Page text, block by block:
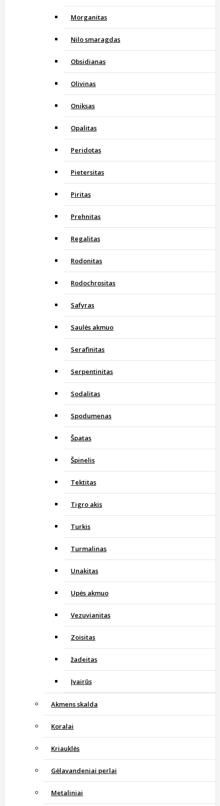
Morganitas
Nilo smaragdas
Obsidianas
Olivinas
Oniksas
Opalitas
Peridotas
Pietersitas
Piritas
Prehnitas
Regalitas
Rodonitas
Rodochrositas
Safyras
Saulės akmuo
Serafinitas
Serpentinitas
Sodalitas
Spodumenas
Špatas
Špinelis
Tektitas
Tigro akis
Turkis
Turmalinas
Unakitas
Upės akmuo
Vezuvianitas
Zoisitas
žadeitas
Įvairūs
Akmens skalda
Koralai
Kriauklės
Gėlavandeniai perlai
Metaliniai